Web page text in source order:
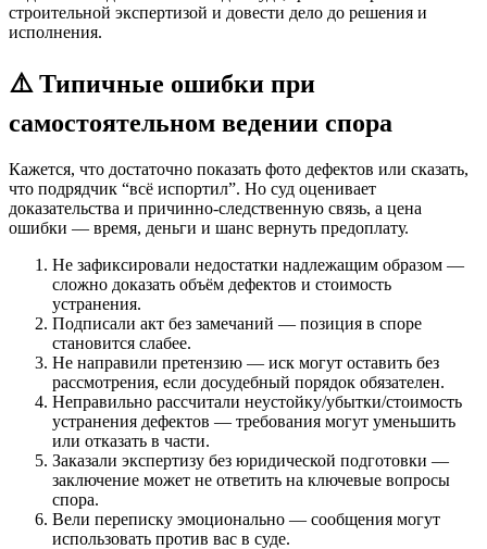
строительной экспертизой и довести дело до решения и
исполнения.
⚠️ Типичные ошибки при
самостоятельном ведении спора
Кажется, что достаточно показать фото дефектов или сказать,
что подрядчик “всё испортил”. Но суд оценивает
доказательства и причинно-следственную связь, а цена
ошибки — время, деньги и шанс вернуть предоплату.
Не зафиксировали недостатки надлежащим образом —
сложно доказать объём дефектов и стоимость
устранения.
Подписали акт без замечаний — позиция в споре
становится слабее.
Не направили претензию — иск могут оставить без
рассмотрения, если досудебный порядок обязателен.
Неправильно рассчитали неустойку/убытки/стоимость
устранения дефектов — требования могут уменьшить
или отказать в части.
Заказали экспертизу без юридической подготовки —
заключение может не ответить на ключевые вопросы
спора.
Вели переписку эмоционально — сообщения могут
использовать против вас в суде.